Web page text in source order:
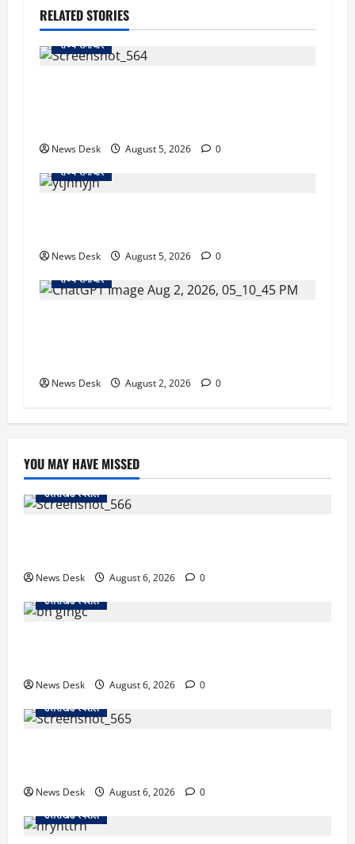
RELATED STORIES
राज्य समाचार
News Desk August 5, 2026
0
राज्य समाचार
News Desk August 5, 2026
0
राज्य समाचार
News Desk August 2, 2026 0
YOU MAY HAVE MISSED
उत्तराखंड स्पेशल
News Desk August 6, 2026
0
उत्तराखंड स्पेशल
News Desk August 6, 2026
0
उत्तराखंड स्पेशल
News Desk August 6, 2026
0
उत्तराखंड स्पेशल